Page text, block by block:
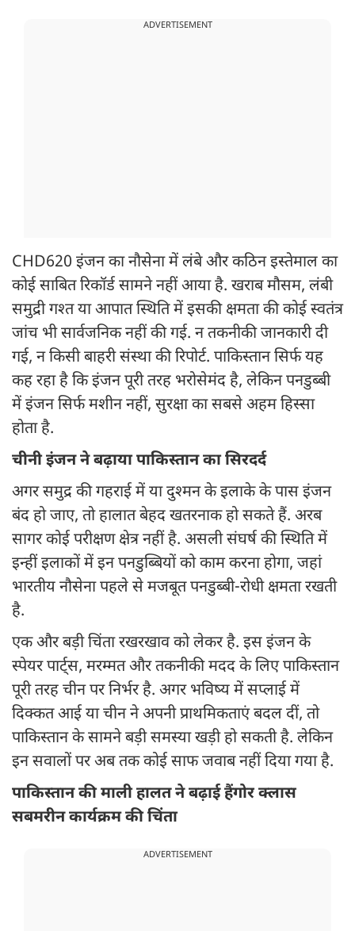
ADVERTISEMENT
CHD620 इंजन का नौसेना में लंबे और कठिन इस्तेमाल का
कोई साबित रिकॉर्ड सामने नहीं आया है. खराब मौसम, लंबी
समुद्री गश्त या आपात स्थिति में इसकी क्षमता की कोई स्वतंत्र
जांच भी सार्वजनिक नहीं की गई. न तकनीकी जानकारी दी
गई, न किसी बाहरी संस्था की रिपोर्ट. पाकिस्तान सिर्फ यह
कह रहा है कि इंजन पूरी तरह भरोसेमंद है, लेकिन पनडुब्बी
में इंजन सिर्फ मशीन नहीं, सुरक्षा का सबसे अहम हिस्सा
होता है.
चीनी इंजन ने बढ़ाया पाकिस्तान का सिरदर्द
अगर समुद्र की गहराई में या दुश्मन के इलाके के पास इंजन
बंद हो जाए, तो हालात बेहद खतरनाक हो सकते हैं. अरब
सागर कोई परीक्षण क्षेत्र नहीं है. असली संघर्ष की स्थिति में
इन्हीं इलाकों में इन पनडुब्बियों को काम करना होगा, जहां
भारतीय नौसेना पहले से मजबूत पनडुब्बी-रोधी क्षमता रखती
है.
एक और बड़ी चिंता रखरखाव को लेकर है. इस इंजन के
स्पेयर पार्ट्स, मरम्मत और तकनीकी मदद के लिए पाकिस्तान
पूरी तरह चीन पर निर्भर है. अगर भविष्य में सप्लाई में
दिक्कत आई या चीन ने अपनी प्राथमिकताएं बदल दीं, तो
पाकिस्तान के सामने बड़ी समस्या खड़ी हो सकती है. लेकिन
इन सवालों पर अब तक कोई साफ जवाब नहीं दिया गया है.
पाकिस्तान की माली हालत ने बढ़ाई हैंगोर क्लास
सबमरीन कार्यक्रम की चिंता
ADVERTISEMENT